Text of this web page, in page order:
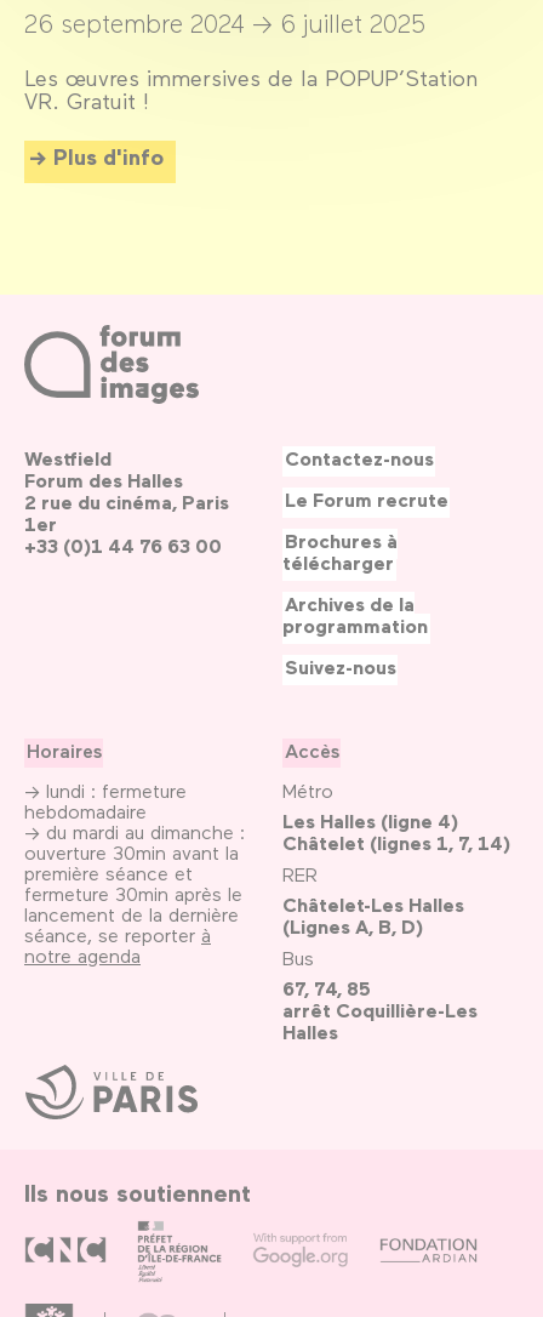
26 septembre 2024 → 6 juillet 2025
Les œuvres immersives de la POPUP’Station
VR. Gratuit !
Plus d'info
Ville
de
Paris
Westfield
Forum des Halles
2 rue du cinéma, Paris
1er
+33 (0)1 44 76 63 00
Horaires
→ lundi : fermeture
hebdomadaire
→ du mardi au dimanche :
ouverture 30min avant la
première séance et
fermeture 30min après le
lancement de la dernière
séance, se reporter à
notre agenda
Accès
Métro
Les Halles (ligne 4)
Châtelet (lignes 1, 7, 14)
RER
Châtelet-Les Halles
(Lignes A, B, D)
Bus
67, 74, 85
arrêt Coquillière-Les
Halles
Contactez-nous
Le Forum recrute
Brochures à
télécharger
Archives de la
programmation
Suivez-nous
Ils nous soutiennent